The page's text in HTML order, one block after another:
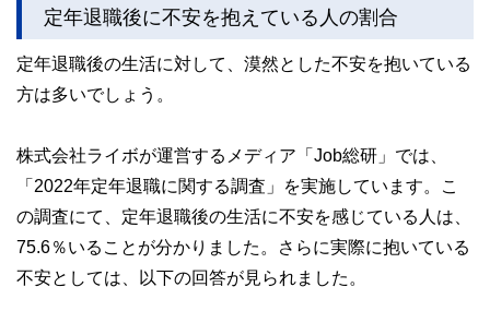
定年退職後に不安を抱えている人の割合
定年退職後の生活に対して、漠然とした不安を抱いている
方は多いでしょう。
株式会社ライボが運営するメディア「Job総研」では、
「2022年定年退職に関する調査」を実施しています。こ
の調査にて、定年退職後の生活に不安を感じている人は、
75.6％いることが分かりました。さらに実際に抱いている
不安としては、以下の回答が見られました。